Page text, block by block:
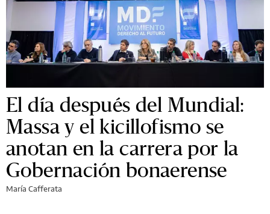
El día después del Mundial:
Massa y el kicillofismo se
anotan en la carrera por la
Gobernación bonaerense
María Cafferata